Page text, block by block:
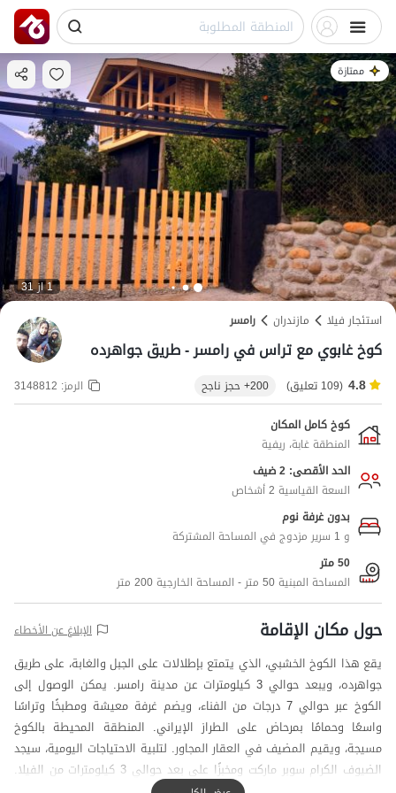
ممتازة
1 از 31
استئجار فيلا
مازندران رامسر
كوخ غابوي مع تراس في رامسر - طريق جواهرده
4.8 (109 تعليق) 200+ حجز ناجح الرمز: 3148812
كوخ كامل المكان
المنطقة غابة، ريفية
الحد الأقصى: 2 ضيف
السعة القياسية 2 أشخاص
بدون غرفة نوم
و 1 سرير مزدوج في المساحة المشتركة
50 متر
المساحة المبنية 50 متر - المساحة الخارجية 200 متر
حول مكان الإقامة الإبلاغ عن الأخطاء
يقع هذا الكوخ الخشبي، الذي يتمتع بإطلالات على الجبل والغابة، على طريق
جواهرده، ويبعد حوالي 3 كيلومترات عن مدينة رامسر. يمكن الوصول إلى
الكوخ عبر حوالي 7 درجات من الفناء، ويضم غرفة معيشة ومطبخًا وتراسًا
واسعًا وحمامًا بمرحاض على الطراز الإيراني. المنطقة المحيطة بالكوخ
مسيجة، ويقيم المضيف في العقار المجاور. لتلبية الاحتياجات اليومية، سيجد
الضيوف الكرام سوبر ماركت ومخبزًا على بعد حوالي 3 كيلومترات من الفيلا.